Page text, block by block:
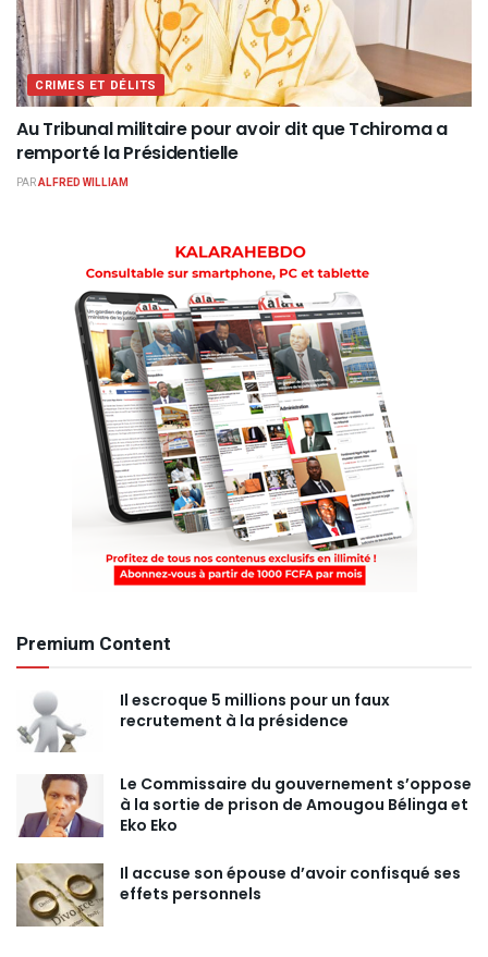
CRIMES ET DÉLITS
Au Tribunal militaire pour avoir dit que Tchiroma a
remporté la Présidentielle
PARALFRED WILLIAM
Premium Content
Il escroque 5 millions pour un faux
recrutement à la présidence
Le Commissaire du gouvernement s’oppose
à la sortie de prison de Amougou Bélinga et
Eko Eko
Il accuse son épouse d’avoir confisqué ses
effets personnels